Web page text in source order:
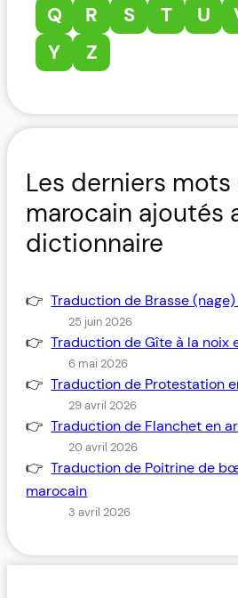
Q
R S T U
Y
Z
Les derniers mots
marocain ajoutés
dictionnaire
Traduction de Brasse
25 juin 2026
Traduction de Gîte à la noix
6 mai 2026
Traduction de Protestation
29 avril 2026
Traduction de Flanchet en
20 avril 2026
Traduction de Poitrine de
marocain
3 avril 2026